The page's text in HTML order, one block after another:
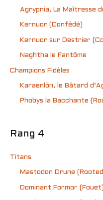
Agrypnia, La Maîtresse
Kernuor (Confédé)
Kernuor sur Destrier
Naghtha le Fantôme
Champions Fidèles
Karaenlòn, le Bâtard
Phobys la Bacchante
Rang 4
Titans
Mastodon Drune
Dominant Formor